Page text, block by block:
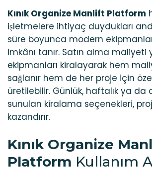
Kınık Organize Manlift Platform
işletmelere ihtiyaç duydukları
süre boyunca modern
imkânı tanır. Satın alma maliyeti
ekipmanları kiralayarak hem
sağlanır hem de her proje için
üretilebilir. Günlük, haftalık ya da
sunulan kiralama seçenekleri,
kazandırır.
Kınık Organize
Platform Kullanım